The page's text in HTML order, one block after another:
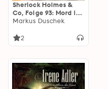
Sherlock Holmes &
Co, Folge 93: Mord in
den Bergen
Markus Duschek
2